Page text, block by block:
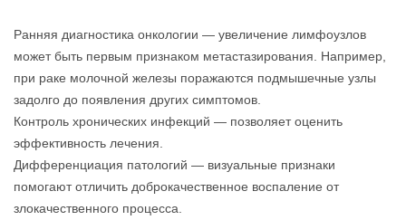
Ранняя диагностика онкологии — увеличение лимфоузлов
может быть первым признаком метастазирования. Например,
при раке молочной железы поражаются подмышечные узлы
задолго до появления других симптомов.
Контроль хронических инфекций — позволяет оценить
эффективность лечения.
Дифференциация патологий — визуальные признаки
помогают отличить доброкачественное воспаление от
злокачественного процесса.